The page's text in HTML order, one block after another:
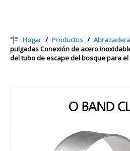
Hogar / Productos / Abrazadera
pulgadas Conexión de acero
del tubo de escape del bosque para